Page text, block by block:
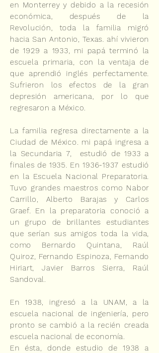
en Monterrey y debido a la recesión
económica, después de la
Revolución, toda la familia migró
hacia San Antonio, Texas. ahí vivieron
de 1929 a 1933, mi papá terminó la
escuela primaria, con la ventaja de
que aprendió inglés perfectamente.
Sufrieron los efectos de la gran
depresión americana, por lo que
regresaron a México.
La familia regresa directamente a la
Ciudad de México. mi papá ingresa a
la Secundaria 7, estudió de 1933 a
finales de 1935. En1936-1937 estudió
en la Escuela Nacional Preparatoria.
Tuvo grandes maestros como Nabor
Carrillo, Alberto Barajas y Carlos
Graef. En la preparatoria conoció a
un grupo de brillantes estudiantes
que serían sus amigos toda la vida,
como Bernardo Quintana, Raúl
Quiroz, Fernando Espinoza, Fernando
Hiriart, Javier Barros Sierra, Raúl
Sandoval.
En 1938, ingresó a la UNAM, a la
escuela nacional de ingeniería, pero
pronto se cambió a la recién creada
escuela nacional de economía.
En ésta, donde estudio de 1938 a